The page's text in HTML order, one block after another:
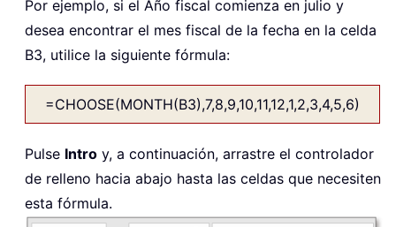
Por ejemplo, si el Año fiscal comienza en julio y
desea encontrar el mes fiscal de la fecha en la celda
B3, utilice la siguiente fórmula:
=CHOOSE(MONTH(B3),7,8,9,10,11,12,1,2,3,4,5,6)
Pulse Intro y, a continuación, arrastre el controlador
de relleno hacia abajo hasta las celdas que necesiten
esta fórmula.